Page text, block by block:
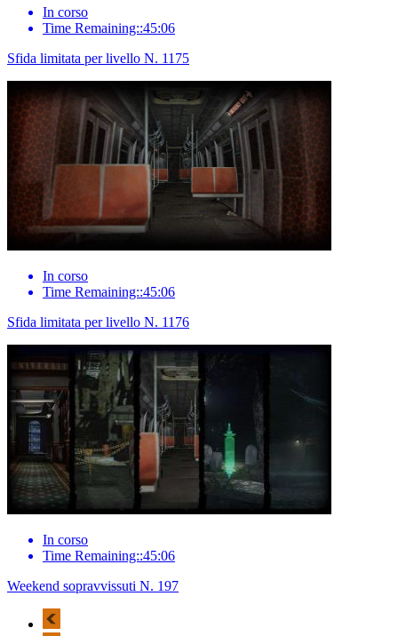
In corso
Time Remaining::45:06
Sfida limitata per livello N. 1175
In corso
Time Remaining::45:06
Sfida limitata per livello N. 1176
In corso
Time Remaining::45:06
Weekend sopravvissuti N. 197